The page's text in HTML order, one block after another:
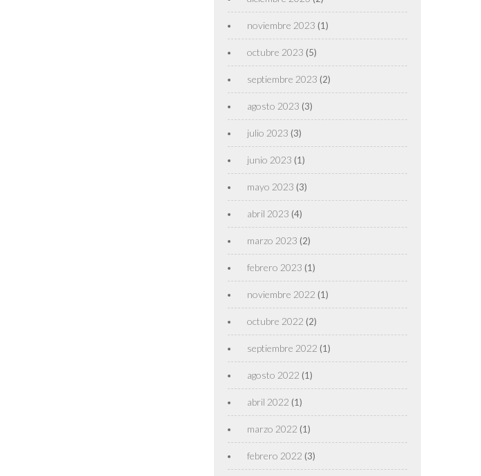
noviembre 2023 (1)
octubre 2023 (5)
septiembre 2023 (2)
agosto 2023 (3)
julio 2023 (3)
junio 2023 (1)
mayo 2023 (3)
abril 2023 (4)
marzo 2023 (2)
febrero 2023 (1)
noviembre 2022 (1)
octubre 2022 (2)
septiembre 2022 (1)
agosto 2022 (1)
abril 2022 (1)
marzo 2022 (1)
febrero 2022 (3)